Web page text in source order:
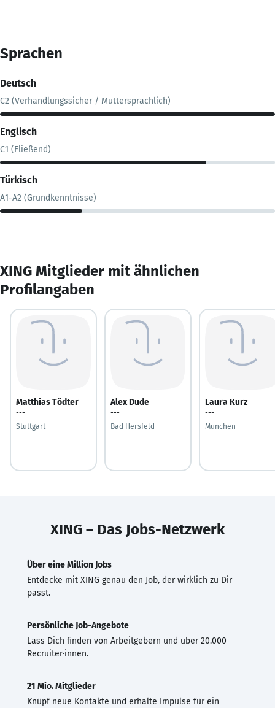
Sprachen
Deutsch
C2 (Verhandlungssicher / Muttersprachlich)
Englisch
C1 (Fließend)
Türkisch
A1-A2 (Grundkenntnisse)
XING Mitglieder mit ähnlichen
Profilangaben
Matthias Tödter
---
Stuttgart
Alex Dude
---
Bad Hersfeld
Laura Kurz
---
München
XING – Das Jobs-Netzwerk
Über eine Million Jobs
Entdecke mit XING genau den Job, der wirklich zu Dir
passt.
Persönliche Job-Angebote
Lass Dich finden von Arbeitgebern und über 20.000
Recruiter·innen.
21 Mio. Mitglieder
Knüpf neue Kontakte und erhalte Impulse für ein